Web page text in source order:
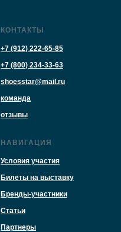
КОНТАКТЫ
+7 (912) 222-65-85
+7 (800) 234-33-63
shoesstar@mail.ru
команда
отзывы
НАВИГАЦИЯ
Условия участия
Билеты на выставку
Бренды-участники
Статьи
Партнеры